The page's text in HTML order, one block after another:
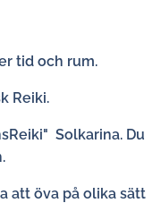
tid och rum.
Reiki.
Solkarina. Du
att öva på olika sätt